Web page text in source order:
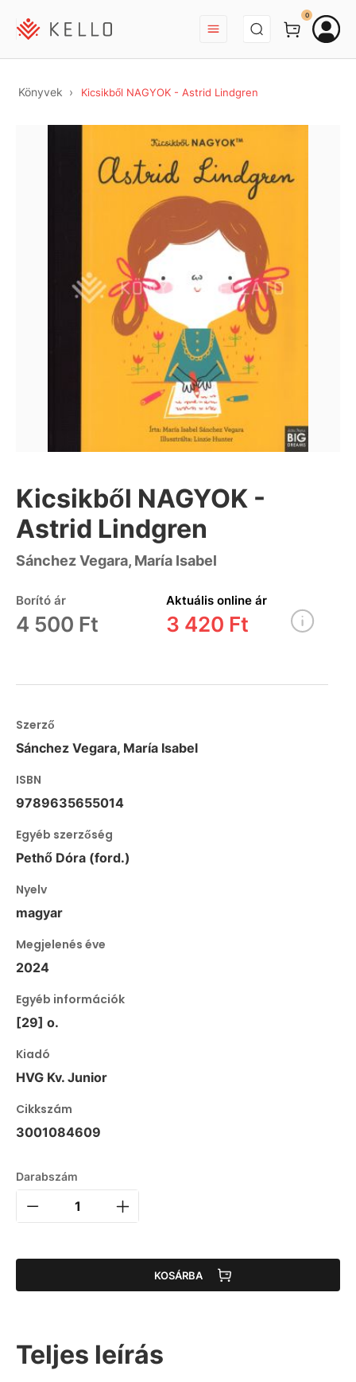
BEJELENTKEZÉS
0
Könyvek Kicsikből NAGYOK - Astrid Lindgren
Kicsikből NAGYOK -
Astrid Lindgren
Sánchez Vegara, María Isabel
Borító ár
4 500 Ft
Aktuális online ár
3 420 Ft
Szerző
Sánchez Vegara, María Isabel
ISBN
9789635655014
Egyéb szerzőség
Pethő Dóra (ford.)
Nyelv
magyar
Megjelenés éve
2024
Egyéb információk
[29] o.
Kiadó
HVG Kv. Junior
Cikkszám
3001084609
Darabszám
KOSÁRBA
Teljes leírás